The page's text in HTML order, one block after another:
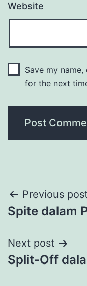
Website
Save my
for the next
Post
Previous
Spite dalam
Next post
Split-Off